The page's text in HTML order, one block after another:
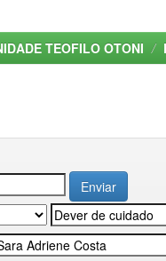
TEOFILO OTONI